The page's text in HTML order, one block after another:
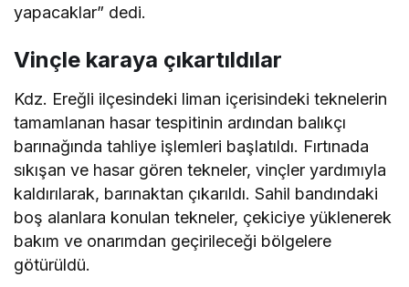
yapacaklar” dedi.
Vinçle karaya çıkartıldılar
Kdz. Ereğli ilçesindeki liman içerisindeki teknelerin
tamamlanan hasar tespitinin ardından balıkçı
barınağında tahliye işlemleri başlatıldı. Fırtınada
sıkışan ve hasar gören tekneler, vinçler yardımıyla
kaldırılarak, barınaktan çıkarıldı. Sahil bandındaki
boş alanlara konulan tekneler, çekiciye yüklenerek
bakım ve onarımdan geçirileceği bölgelere
götürüldü.